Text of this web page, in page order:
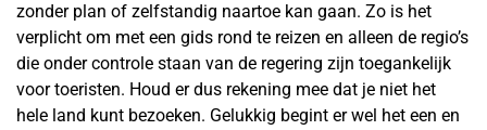
zonder plan of zelfstandig naartoe kan gaan. Zo is het
verplicht om met een gids rond te reizen en alleen de regio’s
die onder controle staan van de regering zijn toegankelijk
voor toeristen. Houd er dus rekening mee dat je niet het
hele land kunt bezoeken. Gelukkig begint er wel het een en